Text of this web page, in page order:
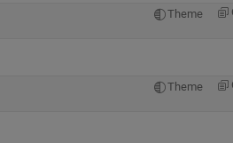
Theme
Theme